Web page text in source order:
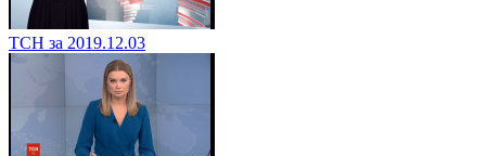
ТСН за 2019.12.03